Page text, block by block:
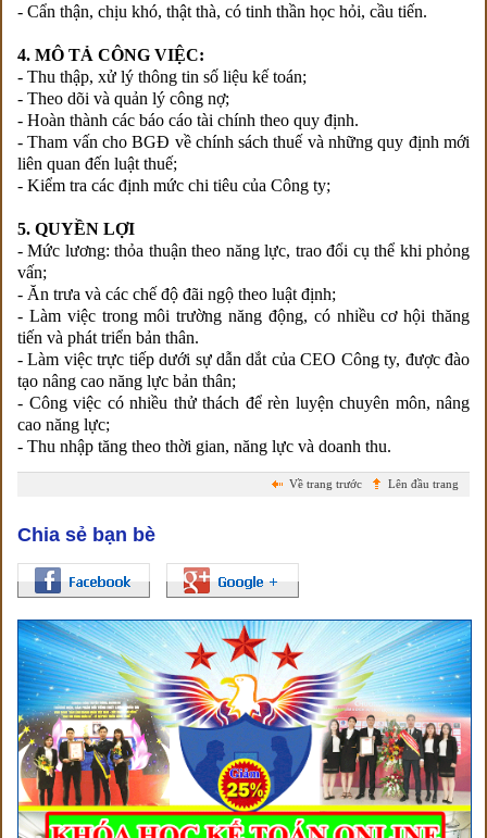
- Cẩn thận, chịu khó, thật thà, có tinh thần học hỏi, cầu tiến.
4. MÔ TẢ CÔNG VIỆC:
- Thu thập, xử lý thông tin số liệu kế toán;
- Theo dõi và quản lý công nợ;
- Hoàn thành các báo cáo tài chính theo quy định.
- Tham vấn cho BGĐ về chính sách thuế và những quy định mới
liên quan đến luật thuế;
- Kiểm tra các định mức chi tiêu của Công ty;
5. QUYỀN LỢI
- Mức lương: thỏa thuận theo năng lực, trao đổi cụ thể khi phỏng
vấn;
- Ăn trưa và các chế độ đãi ngộ theo luật định;
- Làm việc trong môi trường năng động, có nhiều cơ hội thăng
tiến và phát triển bản thân.
- Làm việc trực tiếp dưới sự dẫn dắt của CEO Công ty, được đào
tạo nâng cao năng lực bản thân;
- Công việc có nhiều thử thách để rèn luyện chuyên môn, nâng
cao năng lực;
- Thu nhập tăng theo thời gian, năng lực và doanh thu.
Lên đầu trang
Về trang trước
Chia sẻ bạn bè